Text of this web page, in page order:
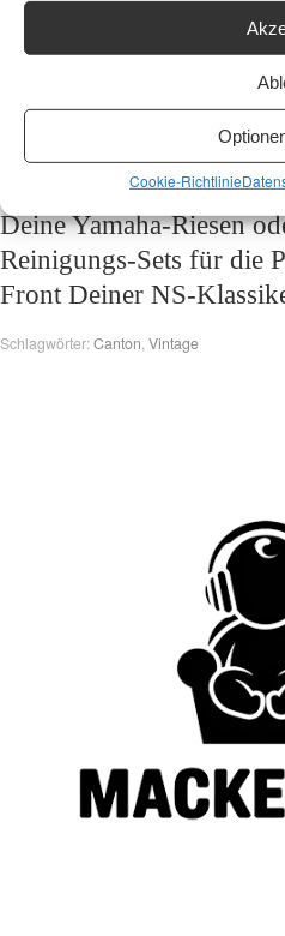
Cookie-Richtlinie
Möchtest Du Deine
voll ausreizen oder
Zubehör? Schau mal bei
dort findest Du oft
Lautsprecherkabelfür
Dynamikübertragung,
Deine Yamaha-Riesen
Reinigungs-Sets für die
Front Deiner NS-
Schlagwörter:Canton,Vintage